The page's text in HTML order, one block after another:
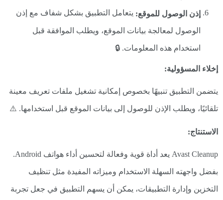
إذن الوصول للموقع: يتعامل التطبيق بشكل شفاف مع إذن
الوصول لمعالجة بيانات الموقع، ويطلب الموافقة قبل
استخدام هذه المعلومات. 🔒
إخلاء المسؤولية:
يتضمن التطبيق تنبيهًا بخصوص إمكانية تشغيل ملفات تعريف معينة
تلقائيًا، ويطلب الإذن للوصول إلى بيانات الموقع قبل استخدامها. ⚠️
الاستنتاج:
Avast Cleanup يعد أداة قوية وفعالة لتحسين أداء هواتف Android.
بفضل واجهته السهلة الاستخدام وميزاته المفيدة مثل تنظيف
التخزين وإدارة التطبيقات، يمكن أن يسهم التطبيق في جعل تجربة